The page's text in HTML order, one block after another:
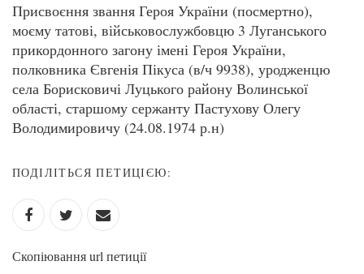
Присвоєння звання Героя України (посмертно),
моєму татові, військовослужбовцю 3 Луганського
прикордонного загону імені Героя України,
полковника Євгенія Пікуса (в/ч 9938), уродженцю
села Борисковичі Луцького району Волинської
області, старшому сержанту Пастухову Олегу
Володимировичу (24.08.1974 р.н)
ПОДІЛІТЬСЯ ПЕТИЦІЄЮ:
Скопіювання url петиції